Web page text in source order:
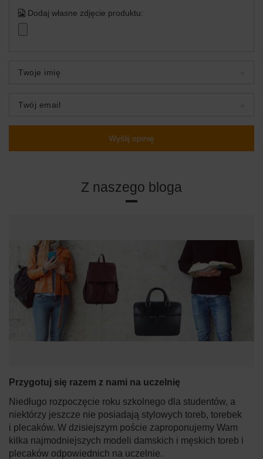
Dodaj własne zdjęcie produktu:
Twoje imię
Twój email
Wyślij opinię
Z naszego bloga
Przygotuj się razem z nami na uczelnię
Niedługo rozpoczęcie roku szkolnego dla studentów, a
niektórzy jeszcze nie posiadają stylowych toreb, torebek
i plecaków. W dzisiejszym poście zaproponujemy Wam
kilka najmodniejszych modeli damskich i męskich toreb i
plecaków odpowiednich na uczelnie.